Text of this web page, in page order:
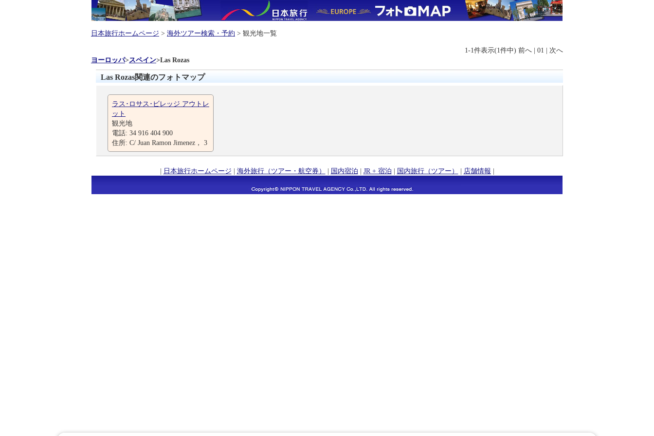
日本旅行ホームページ > 海外ツアー検索・予約 > 観光地一覧
1-1件表示(1件中) 前へ | 01 | 次へ
ヨーロッパ>スペイン>Las Rozas
Las Rozas関連のフォトマップ
ラス･ロサス･ビレッジ アウトレ
ット
観光地
電話: 34 916 404 900
住所: C/ Juan Ramon Jimenez， 3
| 日本旅行ホームページ | 海外旅行（ツアー・航空券） | 国内宿泊 | JR + 宿泊 | 国内旅行（ツアー） | 店舗情報 |